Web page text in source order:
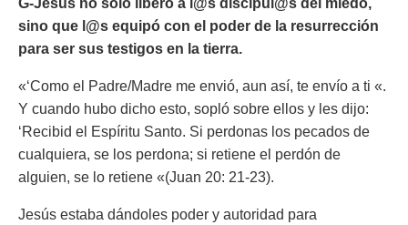
G-Jesús no solo liberó a l@s discípul@s del miedo,
sino que l@s equipó con el poder de la resurrección
para ser sus testigos en la tierra.
«‘Como el Padre/Madre me envió, aun así, te envío a ti «.
Y cuando hubo dicho esto, sopló sobre ellos y les dijo:
‘Recibid el Espíritu Santo. Si perdonas los pecados de
cualquiera, se los perdona; si retiene el perdón de
alguien, se lo retiene «(Juan 20: 21-23).
Jesús estaba dándoles poder y autoridad para